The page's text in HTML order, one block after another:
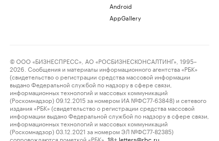
Android
AppGallery
© ООО «БИЗНЕСПРЕСС», АО «РОСБИЗНЕСКОНСАЛТИНГ», 1995–
2026. Сообщения и материалы информационного агентства «РБК»
(свидетельство о регистрации средства массовой информации
выдано Федеральной службой по надзору в сфере связи,
информационных технологий и массовых коммуникаций
(Роскомнадзор) 09.12.2015 за номером ИА №ФС77-63848) и сетевого
издания «РБК» (свидетельство о регистрации средства массовой
информации выдано Федеральной службой по надзору в сфере связи,
информационных технологий и массовых коммуникаций
(Роскомнадзор) 03.12.2021 за номером ЭЛ №ФС77-82385)
сопровождаются пометкой «РБК».
letters@rbc.ru